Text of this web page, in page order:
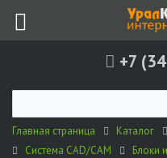
+7
Главная страница Каталог
Система CAD/CAM
Блоки